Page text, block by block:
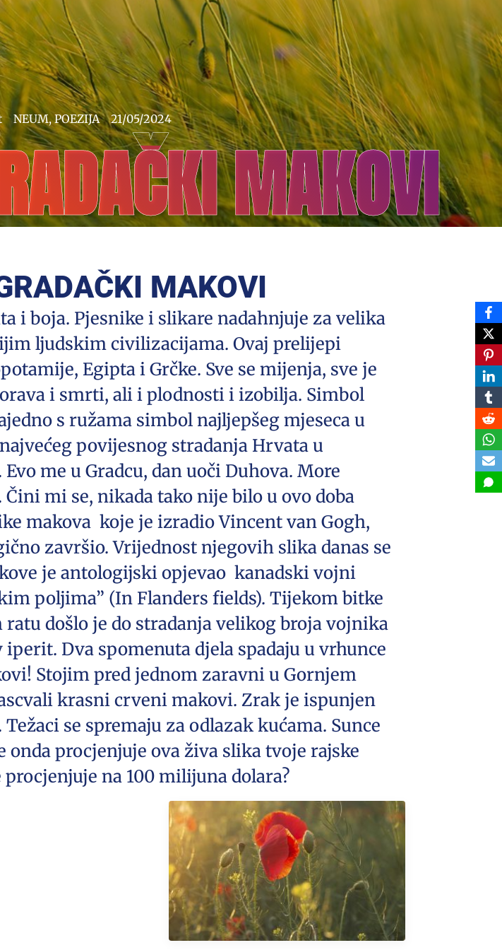
NEUM,POEZIJA 21/05/2024
MAKOVI
MAKOVI
i boja. Pjesnike i slikare nadahnjuje za velika
ljudskim civilizacijama. Ovaj prelijepi
Egipta i Grčke. Sve se mijenja, sve je
i smrti, ali i plodnosti i izobilja. Simbol
s ružama simbol najljepšeg mjeseca u
povijesnog stradanja Hrvata u
me u Gradcu, dan uoči Duhova. More
mi se, nikada tako nije bilo u ovo doba
makova koje je izradio Vincent van Gogh,
završio. Vrijednost njegovih slika danas se
je antologijski opjevao kanadski vojni
poljima” (In Flanders fields). Tijekom bitke
došlo je do stradanja velikog broja vojnika
Dva spomenuta djela spadaju u vrhunce
Stojim pred jednom zaravni u Gornjem
krasni crveni makovi. Zrak je ispunjen
se spremaju za odlazak kućama. Sunce
onda procjenjuje ova živa slika tvoje rajske
na 100 milijuna dolara?